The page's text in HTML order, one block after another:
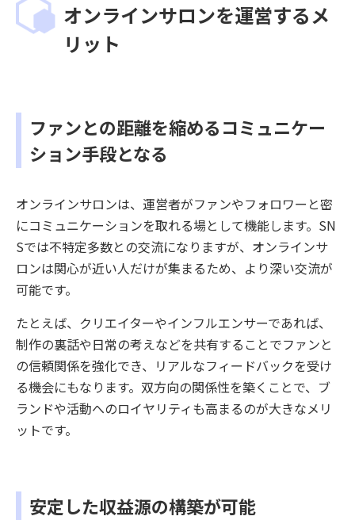
オンラインサロンを運営するメ
リット
ファンとの距離を縮めるコミュニケー
ション手段となる
オンラインサロンは、運営者がファンやフォロワーと密
にコミュニケーションを取れる場として機能します。SN
Sでは不特定多数との交流になりますが、オンラインサ
ロンは関心が近い人だけが集まるため、より深い交流が
可能です。
たとえば、クリエイターやインフルエンサーであれば、
制作の裏話や日常の考えなどを共有することでファンと
の信頼関係を強化でき、リアルなフィードバックを受け
る機会にもなります。双方向の関係性を築くことで、ブ
ランドや活動へのロイヤリティも高まるのが大きなメリ
ットです。
安定した収益源の構築が可能